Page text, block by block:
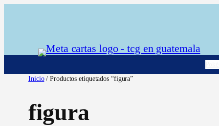
Inicio/ Productos etiquetados “figura”
figura